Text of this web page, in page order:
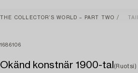
THE COLLECTOR’S WORLD – PART TWO
1686106
Okänd konstnär 1900-tal (Ruotsi)